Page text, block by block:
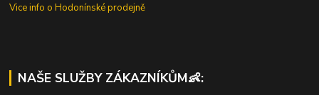
Vice info o Hodonínské prodejně
NAŠE SLUŽBY ZÁKAZNÍKŮM👶: